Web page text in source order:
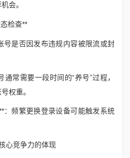
会。
检查**
号是否因发布违规内容被限流或封
常需要一段时间的“养号”过程，
权重。
：频繁更换登录设备可能触发系统
心竞争力的体现